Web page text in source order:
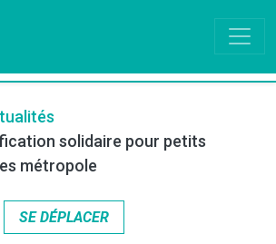
solidaire pour petits
métropole
SE DÉPLACER